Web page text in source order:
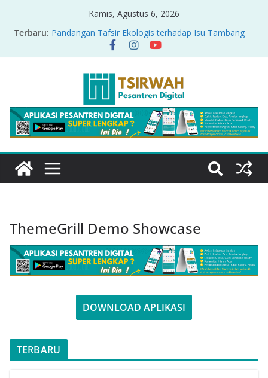
Kamis, Agustus 6, 2026
Terbaru: Pandangan Tafsir Ekologis terhadap Isu Tambang
Nikel di Raja Ampat
PRODUK RELASI KUASA-IDIOLOGI PADA TAFSIR
Sirah Nabawiyah
Oversharing dan Privasi dalam Al-Qur’an: “Ketika
Ayat Bicara Soal Curhat di Sosmed”
Menyikapi Fatherless, Kisah Lukman Menjadi
Cerminan
ThemeGrill Demo Showcase
DOWNLOAD APLIKASI
TERBARU